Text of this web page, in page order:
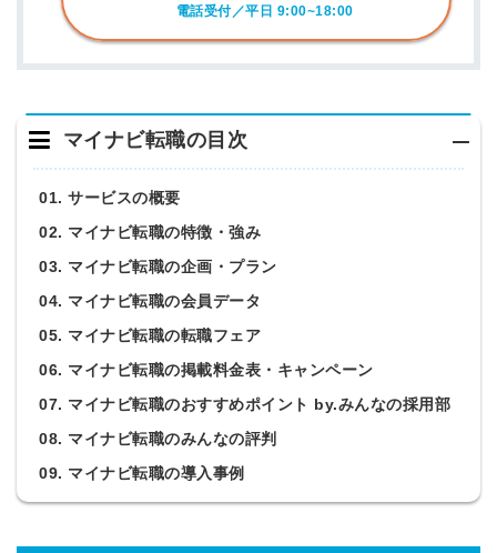
電話受付／平日 9:00~18:00
マイナビ転職の目次
01. サービスの概要
02. マイナビ転職の特徴・強み
03. マイナビ転職の企画・プラン
04. マイナビ転職の会員データ
05. マイナビ転職の転職フェア
06. マイナビ転職の掲載料金表・キャンペーン
07. マイナビ転職のおすすめポイント by.みんなの採用部
08. マイナビ転職のみんなの評判
09. マイナビ転職の導入事例